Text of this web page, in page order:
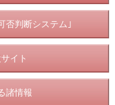
否判断システム｣
イト
諸情報